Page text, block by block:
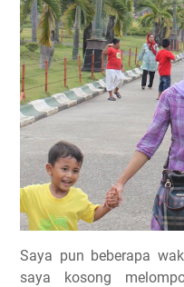
Saya pun beberapa
saya kosong